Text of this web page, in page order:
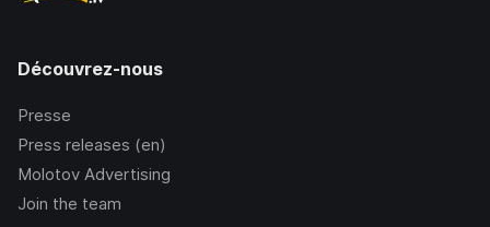
Découvrez-nous
Presse
Press releases (en)
Molotov Advertising
Join the team